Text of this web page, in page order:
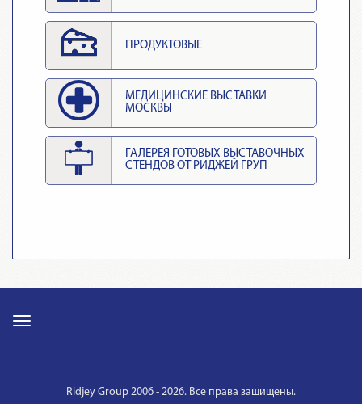
ПРОДУКТОВЫЕ
МЕДИЦИНСКИЕ ВЫСТАВКИ
МОСКВЫ
ГАЛЕРЕЯ ГОТОВЫХ ВЫСТАВОЧНЫХ
СТЕНДОВ ОТ РИДЖЕЙ ГРУП
Ridjey Group 2006 - 2026. Все права защищены.